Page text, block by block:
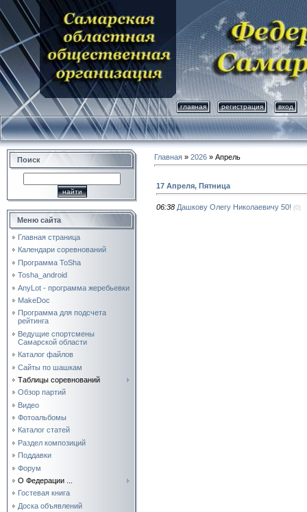
главная регистрация вход
Поиск
Меню сайта
Главная страница
Календари соревнований
Программа ToSha
Tosha_android
AnyLot - программа жеребьевки
MakeDoc
Программа для подсчета
рейтинга
Ведущие спортсмены
Самарской области
Каталог файлов
Сайты по шашкам
Таблицы соревнований
Обзор партий
Видео
Фотоальбомы
Каталог статей
Раздел композиций
Поддавки
Форум
О Федерации ...
Гостевая книга
Доска объявлений
Главная » 2026 » Апрель
17 Апреля, Пятница
06:38 Дашкову Олегу Николаевичу 50! (0)